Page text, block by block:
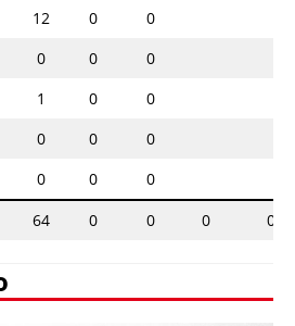
12 0
0
0 0
0
1 0
0
0 0
0
0 0
0
64 0 0 0 0